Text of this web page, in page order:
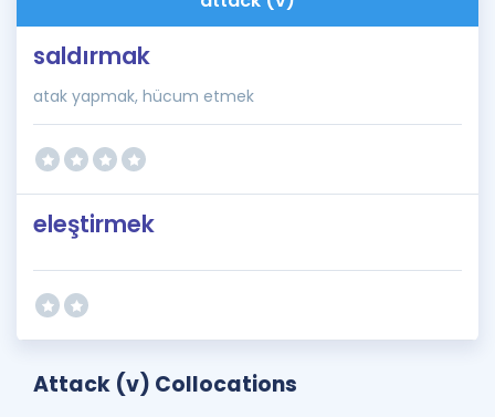
saldırmak
atak yapmak, hücum etmek
eleştirmek
Attack (v) Collocations